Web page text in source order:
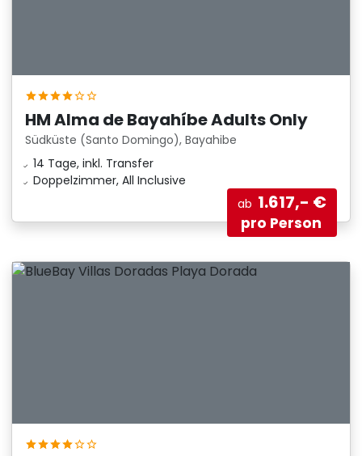
HM Alma de Bayahíbe Adults Only
Südküste (Santo Domingo), Bayahibe
14 Tage, inkl. Transfer
Doppelzimmer, All Inclusive
ab 1.617,- €
pro Person